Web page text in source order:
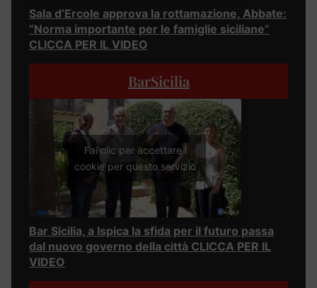
Sala d’Ercole approva la rottamazione, Abbate:
“Norma importante per le famiglie siciliane”
CLICCA PER IL VIDEO
BarSicilia
Fai clic per accettare i
cookie per questo servizio
Bar Sicilia, a Ispica la sfida per il futuro passa
dal nuovo governo della città CLICCA PER IL
VIDEO